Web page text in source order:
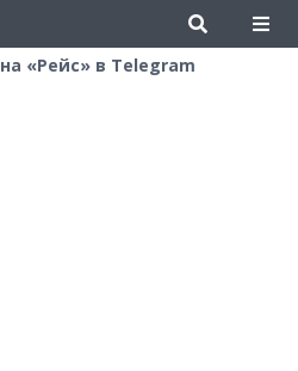
на «Рейс» в Telegram